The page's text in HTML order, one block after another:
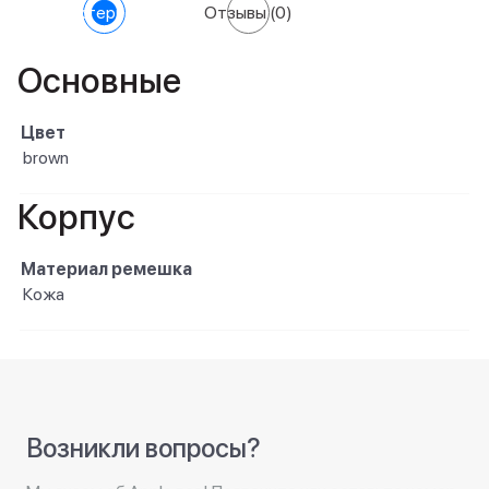
Характеристики Отзывы(0)
Основные
Цвет
brown
Корпус
Материал ремешка
Кожа
Возникли вопросы?